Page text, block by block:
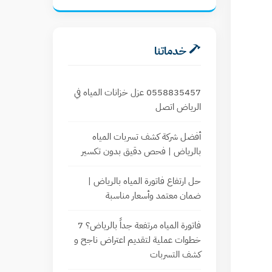
خدماتنا
0558835457 عزل خزانات المياه في
الرياض اتصل
أفضل شركة كشف تسربات المياه
بالرياض | فحص دقيق بدون تكسير
حل ارتفاع فاتورة المياه بالرياض |
ضمان معتمد وأسعار مناسبة
فاتورة المياه مرتفعة جداً بالرياض؟ 7
خطوات عملية لتقديم اعتراض ناجح و
كشف التسربات